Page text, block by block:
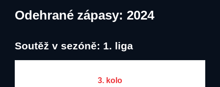
Odehrané zápasy: 2024
Soutěž v sezóně: 1. liga
3. kolo